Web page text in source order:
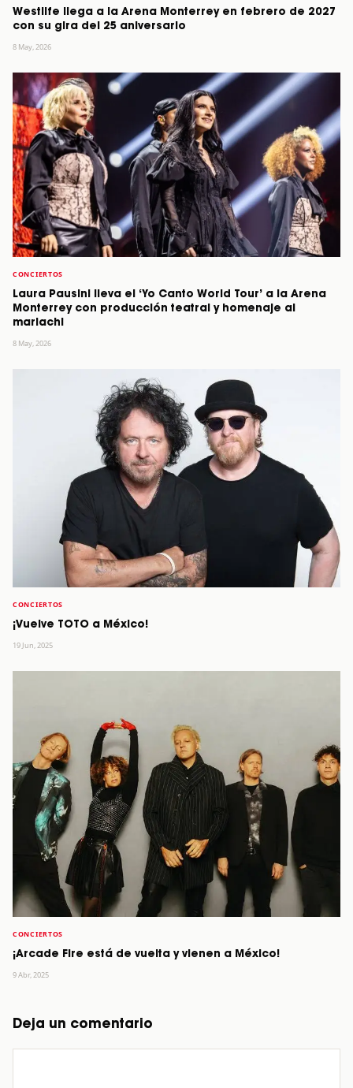
Westlife llega a la Arena Monterrey en febrero de 2027
con su gira del 25 aniversario
8 May, 2026
CONCIERTOS
Laura Pausini lleva el ‘Yo Canto World Tour’ a la Arena
Monterrey con producción teatral y homenaje al
mariachi
8 May, 2026
CONCIERTOS
¡Vuelve TOTO a México!
19 Jun, 2025
CONCIERTOS
¡Arcade Fire está de vuelta y vienen a México!
9 Abr, 2025
Deja un comentario